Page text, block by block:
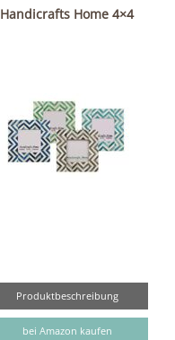
Handicrafts Home 4×4
Produktbeschreibung
bei Amazon kaufen